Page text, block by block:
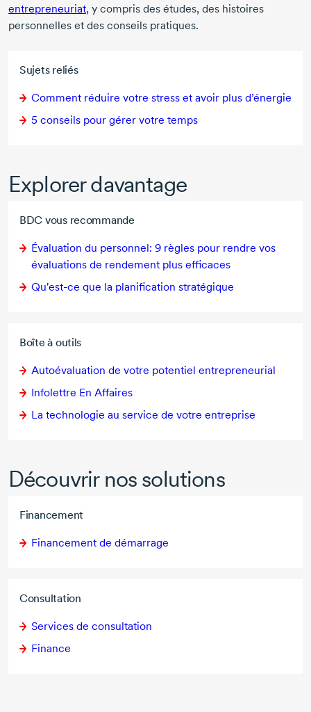
Sujets reliés
Comment réduire votre stress et avoir plus d’énergie
5 conseils pour gérer votre temps
entrepreneuriat, y compris des études, des histoires
personnelles et des conseils pratiques.
Explorer davantage
BDC vous recommande
Évaluation du personnel: 9 règles pour rendre vos
évaluations de rendement plus efficaces
Qu'est-ce que la planification stratégique
Boîte à outils
Autoévaluation de votre potentiel entrepreneurial
Infolettre En Affaires
La technologie au service de votre entreprise
Découvrir nos solutions
Financement
Financement de démarrage
Consultation
Services de consultation
Finance